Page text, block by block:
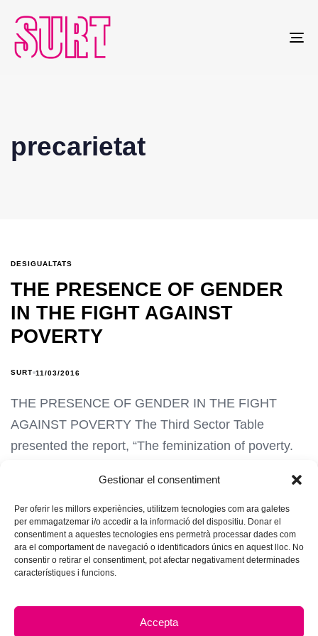
Gestionar el consentiment
Per oferir les millors experiències, utilitzem tecnologies com ara galetes
per emmagatzemar i/o accedir a la informació del dispositiu. Donar el
consentiment a aquestes tecnologies ens permetrà processar dades com
ara el comportament de navegació o identificadors únics en aquest lloc. No
consentir o retirar el consentiment, pot afectar negativament determinades
característiques i funcions.
Accepta
precarietat
DESIGUALTATS
THE PRESENCE OF GENDER
IN THE FIGHT AGAINST
POVERTY
SURT 11/03/2016
THE PRESENCE OF GENDER IN THE FIGHT
AGAINST POVERTY The Third Sector Table
presented the report, “The feminization of poverty.